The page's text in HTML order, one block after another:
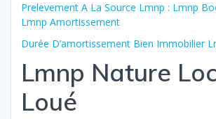
Prelevement A La Source Lmnp : Lmnp
Lmnp Amortissement
Durée D’amortissement Bien Immobilier
Lmnp Nature
Loué